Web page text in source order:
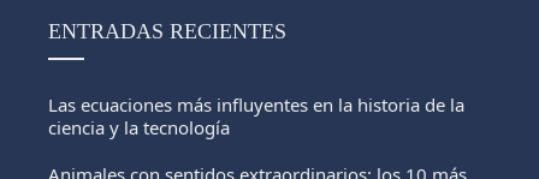
ENTRADAS RECIENTES
Las ecuaciones más influyentes en la historia de la
ciencia y la tecnología
Animales con sentidos extraordinarios: los 10 más